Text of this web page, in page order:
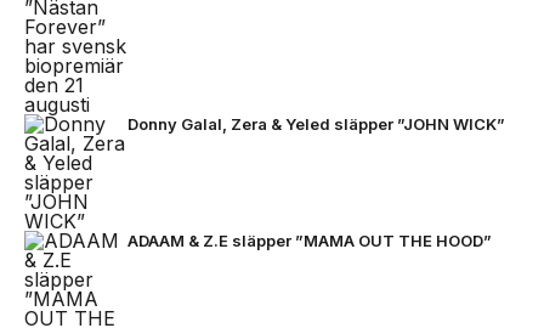
Donny Galal, Zera & Yeled släpper ”JOHN WICK”
ADAAM & Z.E släpper ”MAMA OUT THE HOOD”